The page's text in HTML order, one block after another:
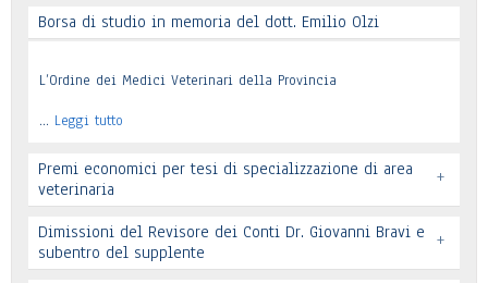
Leggi tutto
Borsa di studio in memoria del dott. Emilio Olzi
L’Ordine dei Medici Veterinari della Provincia
… Leggi tutto
Premi economici per tesi di specializzazione di area
veterinaria
+
Dimissioni del Revisore dei Conti Dr. Giovanni Bravi e
subentro del supplente
+